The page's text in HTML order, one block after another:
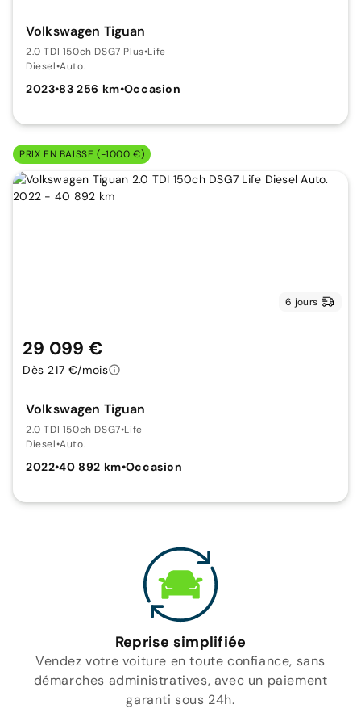
Volkswagen Tiguan
2.0 TDI 150ch DSG7 Plus•Life
Diesel•Auto.
2023•83 256 km•Occasion
PRIX EN BAISSE (-1000 €)
6 jours
Volkswagen Tiguan
2.0 TDI 150ch DSG7•Life
Diesel•Auto.
2022•40 892 km•Occasion
29 099 €
Dès 217 €/mois
Reprise simplifiée
Vendez votre voiture en toute confiance, sans
démarches administratives, avec un paiement
garanti sous 24h.